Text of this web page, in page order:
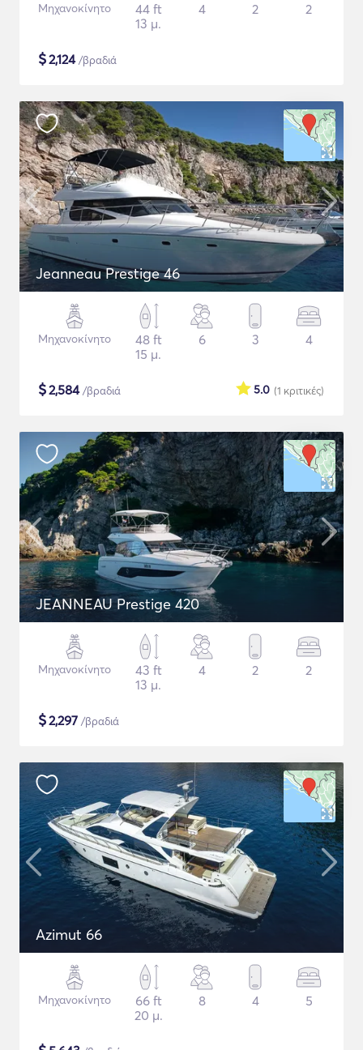
Μηχανοκίνητο
44 ft
13 μ.
4 2 2
$2,124/βραδιά
Jeanneau Prestige 46
Μηχανοκίνητο
48 ft
15 μ.
6 3 4
$2,584/βραδιά (1 κριτικές)
5.0
JEANNEAU Prestige 420
Μηχανοκίνητο
43 ft
13 μ.
4 2 2
$2,297 /βραδιά
Azimut 66
Μηχανοκίνητο
66 ft
20 μ.
8 4 5